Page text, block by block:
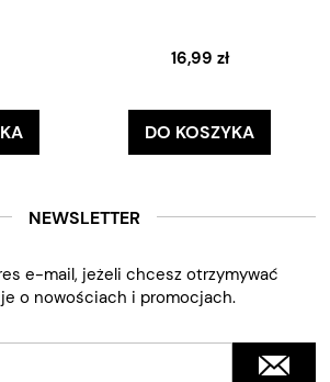
16,99 zł
DO KOSZYKA
NEWSLETTER
e-mail, jeżeli chcesz otrzymywać
o nowościach i promocjach.